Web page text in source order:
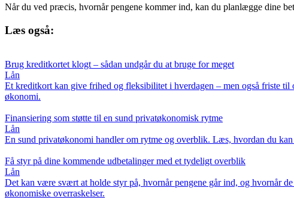
Når du ved præcis, hvornår pengene kommer ind, kan du planlægge dine
Læs også:
Brug kreditkortet klogt – sådan undgår du at bruge for meget
Lån
Et kreditkort kan give frihed og fleksibilitet i hverdagen – men også friste
økonomi.
Finansiering som støtte til en sund privatøkonomisk rytme
Lån
En sund privatøkonomi handler om rytme og overblik. Læs, hvordan du
Få styr på dine kommende udbetalinger med et tydeligt overblik
Lån
Det kan være svært at holde styr på, hvornår pengene går ind, og hvornår
økonomiske overraskelser.